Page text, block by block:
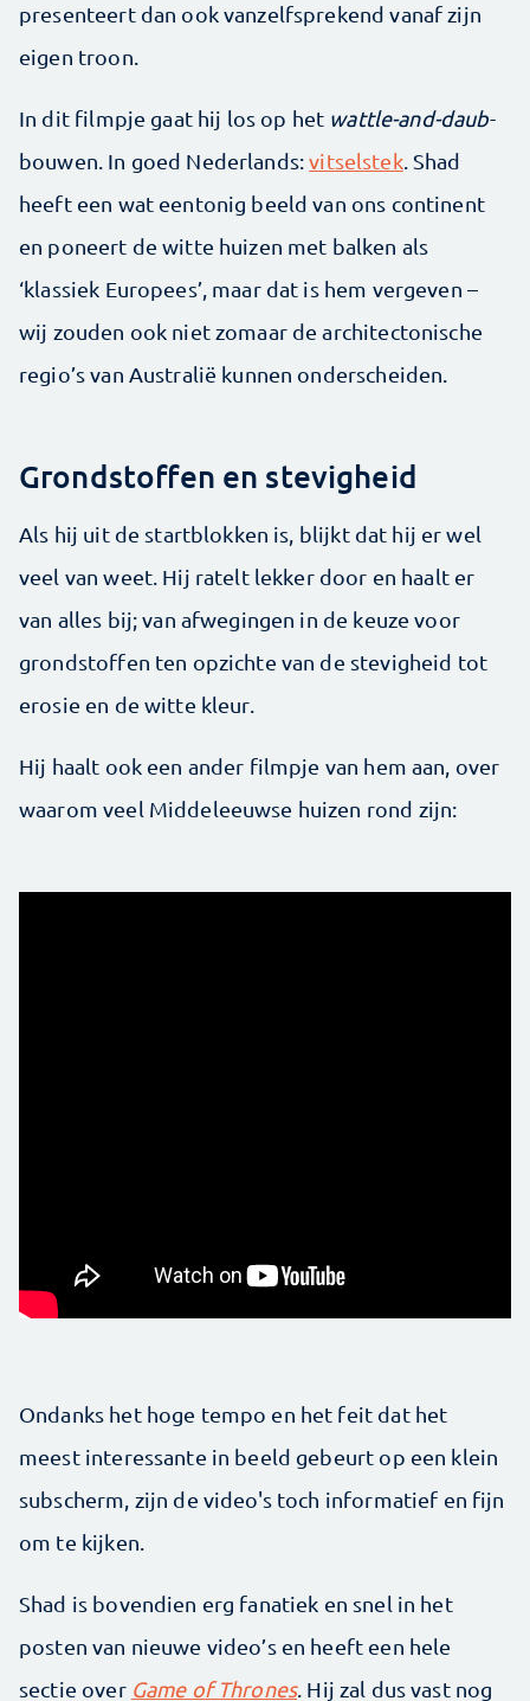
presenteert dan ook vanzelfsprekend vanaf zijn
eigen troon.
In dit filmpje gaat hij los op het wattle-and-daub-
bouwen. In goed Nederlands:vitselstek. Shad
heeft een wat eentonig beeld van ons continent
en poneert de witte huizen met balken als
‘klassiek Europees’, maar dat is hem vergeven –
wij zouden ook niet zomaar de architectonische
regio’s van Australië kunnen onderscheiden.
Grondstoffen en stevigheid
Als hij uit de startblokken is, blijkt dat hij er wel
veel van weet. Hij ratelt lekker door en haalt er
van alles bij; van afwegingen in de keuze voor
grondstoffen ten opzichte van de stevigheid tot
erosie en de witte kleur.
Hij haalt ook een ander filmpje van hem aan, over
waarom veel Middeleeuwse huizen rond zijn:
Ondanks het hoge tempo en het feit dat het
meest interessante in beeld gebeurt op een klein
subscherm, zijn de video's toch informatief en fijn
om te kijken.
Shad is bovendien erg fanatiek en snel in het
posten van nieuwe video’s en heeft een hele
sectie over Game of Thrones. Hij zal dus vast nog